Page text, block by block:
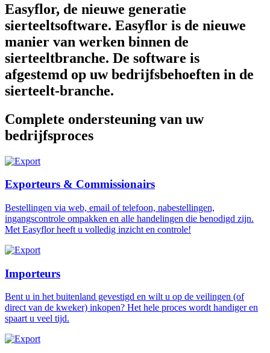
Easyflor, de nieuwe generatie
sierteeltsoftware. Easyflor is de nieuwe
manier van werken binnen de
sierteeltbranche. De software is
afgestemd op uw bedrijfsbehoeften in de
sierteelt-branche.
Complete ondersteuning van uw
bedrijfsproces
Exporteurs & Commissionairs
Bestellingen via web, email of telefoon, nabestellingen,
ingangscontrole ompakken en alle handelingen die benodigd zijn.
Met Easyflor heeft u volledig inzicht en controle!
Importeurs
Bent u in het buitenland gevestigd en wilt u op de veilingen (of
direct van de kweker) inkopen? Het hele proces wordt handiger en
spaart u veel tijd.